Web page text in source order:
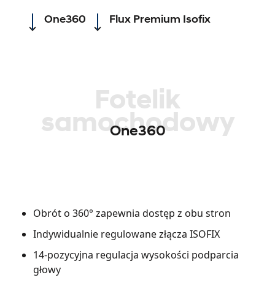
One360 Flux Premium Isofix
Fotelik
samochodowy
One360
Obrót o 360° zapewnia dostęp z obu stron
Indywidualnie regulowane złącza ISOFIX
14-pozycyjna regulacja wysokości podparcia
głowy